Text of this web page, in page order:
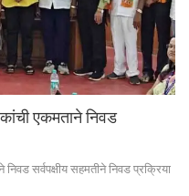
एकमताने निवड
सर्वपक्षीय सहमतीने निवड प्रक्रिया